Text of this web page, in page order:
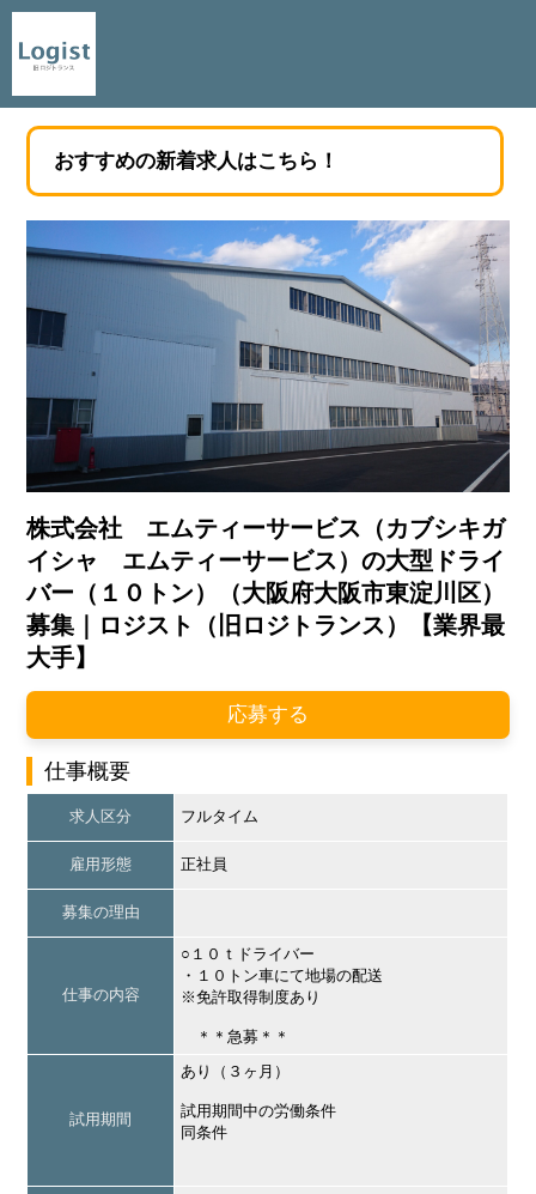
おすすめの新着求人はこちら！
株式会社 エムティーサービス（カブシキガ
イシャ エムティーサービス）の大型ドライ
バー（１０トン）（大阪府大阪市東淀川区）
募集｜ロジスト（旧ロジトランス）【業界最
大手】
応募する
仕事概要
求人区分 フルタイム
雇用形態 正社員
募集の理由
仕事の内容
○１０ｔドライバー
・１０トン車にて地場の配送
※免許取得制度あり
＊＊急募＊＊
試用期間
あり（３ヶ月）
試用期間中の労働条件
同条件